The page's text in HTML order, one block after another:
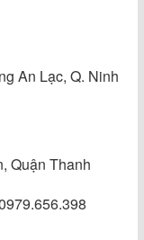
An Lạc, Q. Ninh
Quận Thanh